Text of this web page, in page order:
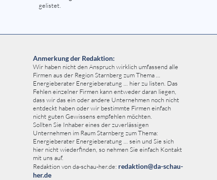
gelistet.
Anmerkung der Redaktion:
Wir haben nicht den Anspruch wirklich umfassend alle
Firmen aus der Region Starnberg zum Thema ...
Energieberater Energieberatung ... hier zu listen. Das
Fehlen einzelner Firmen kann entweder daran liegen,
dass wir das ein oder andere Unternehmen noch nicht
entdeckt haben oder wir bestimmte Firmen einfach
nicht guten Gewissens empfehlen möchten.
Sollten Sie Inhaber eines der zuverlässigen
Unternehmen im Raum Starnberg zum Thema:
Energieberater Energieberatung ... sein und Sie sich
hier nicht wiederfinden, so nehmen Sie einfach Kontakt
mit uns auf.
Redaktion von da-schau-her.de: redaktion@da-schau-
her.de